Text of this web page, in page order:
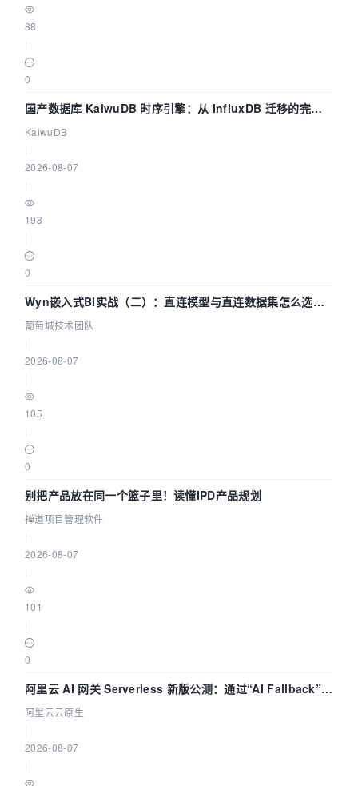
88
0
国产数据库 KaiwuDB 时序引擎：从 InfluxDB 迁移的完整
技术路径
KaiwuDB
2026-08-07
198
0
Wyn嵌入式BI实战（二）：直连模型与直连数据集怎么选，
参数为什么不生效？| 葡萄城技术团队
葡萄城技术团队
2026-08-07
105
0
别把产品放在同一个篮子里！读懂IPD产品规划
禅道项目管理软件
2026-08-07
101
0
阿里云 AI 网关 Serverless 新版公测：通过“AI Fallback”与
拓扑可视化构建 AI 流量治理底座
阿里云云原生
2026-08-07